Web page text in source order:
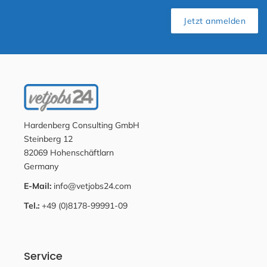
Jetzt anmelden
Hardenberg Consulting GmbH
Steinberg 12
82069 Hohenschäftlarn
Germany
E-Mail: info@vetjobs24.com
Tel.: +49 (0)8178-99991-09
Service